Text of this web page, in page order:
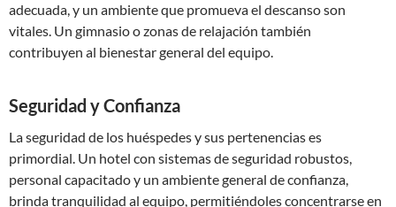
adecuada, y un ambiente que promueva el descanso son
vitales. Un gimnasio o zonas de relajación también
contribuyen al bienestar general del equipo.
Seguridad y Confianza
La seguridad de los huéspedes y sus pertenencias es
primordial. Un hotel con sistemas de seguridad robustos,
personal capacitado y un ambiente general de confianza,
brinda tranquilidad al equipo, permitiéndoles concentrarse en